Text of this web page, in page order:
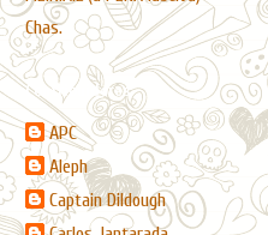
Chas.
Contribuidores
APC
Aleph
Captain Dildough